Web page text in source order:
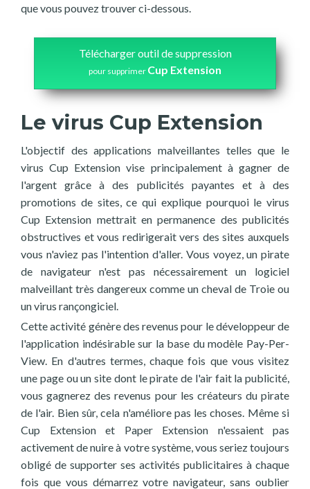
que vous pouvez trouver ci-dessous.
Télécharger outil de suppression
pour supprimer Cup Extension
Le virus Cup Extension
L'objectif des applications malveillantes telles que le
virus Cup Extension vise principalement à gagner de
l'argent grâce à des publicités payantes et à des
promotions de sites, ce qui explique pourquoi le virus
Cup Extension mettrait en permanence des publicités
obstructives et vous redirigerait vers des sites auxquels
vous n'aviez pas l'intention d'aller. Vous voyez, un pirate
de navigateur n'est pas nécessairement un logiciel
malveillant très dangereux comme un cheval de Troie ou
un virus rançongiciel.
Cette activité génère des revenus pour le développeur de
l'application indésirable sur la base du modèle Pay-Per-
View. En d'autres termes, chaque fois que vous visitez
une page ou un site dont le pirate de l'air fait la publicité,
vous gagnerez des revenus pour les créateurs du pirate
de l'air. Bien sûr, cela n'améliore pas les choses. Même si
Cup Extension et Paper Extension n'essaient pas
activement de nuire à votre système, vous seriez toujours
obligé de supporter ses activités publicitaires à chaque
fois que vous démarrez votre navigateur, sans oublier